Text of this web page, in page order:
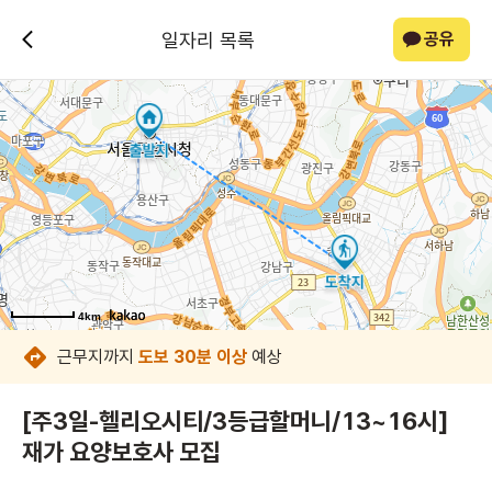
일자리 목록 공유
4km
4km
4km
4km
4km
4km
4km
4km
근무지까지 도보 30분 이상 예상
[주3일-헬리오시티/3등급할머니/13~16시]
재가 요양보호사 모집